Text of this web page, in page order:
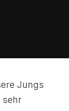
Jungs
sehr